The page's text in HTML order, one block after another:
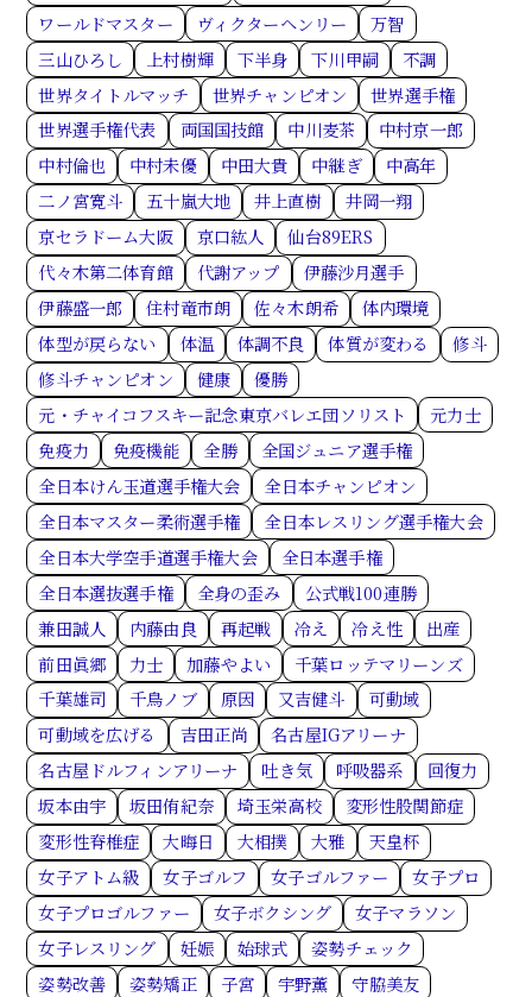
ワールドマスター ヴィクターヘンリー
万智
三山ひろし
上村樹輝 下半身 下川甲嗣
不調
世界タイトルマッチ
世界チャンピオン
世界選手権
世界選手権代表
両国国技館 中川麦茶
中村京一郎
中村倫也
中村未優 中田大貴 中継ぎ
中高年
二ノ宮寛斗
五十嵐大地 井上直樹
井岡一翔
京セラドーム大阪
京口紘人
仙台89ERS
代々木第二体育館
代謝アップ
伊藤沙月選手
伊藤盛一郎
住村竜市朗 佐々木朗希
体内環境
体型が戻らない
体温 体調不良 体質が変わる
修斗
修斗チャンピオン
健康
優勝
元・チャイコフスキー記念東京バレエ団ソリスト
元力士
免疫力
免疫機能 全勝
全国ジュニア選手権
全日本けん玉道選手権大会
全日本チャンピオン
全日本マスター柔術選手権
全日本レスリング選手権大会
全日本大学空手道選手権大会
全日本選手権
全日本選抜選手権
全身の歪み
公式戦100連勝
兼田誠人
内藤由良 再起戦 冷え 冷え性
出産
前田眞郷
力士 加藤やよい
千葉ロッテマリーンズ
千葉雄司
千鳥ノブ 原因 又吉健斗
可動域
可動域を広げる
吉田正尚
名古屋IGアリーナ
名古屋ドルフィンアリーナ
吐き気 呼吸器系
回復力
坂本由宇
坂田侑紀奈 埼玉栄高校
変形性股関節症
変形性脊椎症
大晦日 大相撲 大雅
天皇杯
女子アトム級
女子ゴルフ 女子ゴルファー
女子プロ
女子プロゴルファー
女子ボクシング
女子マラソン
女子レスリング
妊娠 始球式
姿勢チェック
姿勢改善
姿勢矯正 子宮 宇野薫
守脇美友